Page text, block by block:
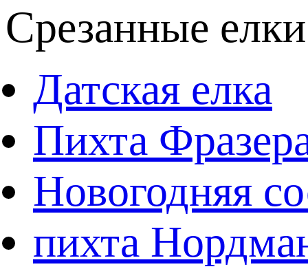
Срезанные
Датская елка
Пихта
Новогодняя
пихта